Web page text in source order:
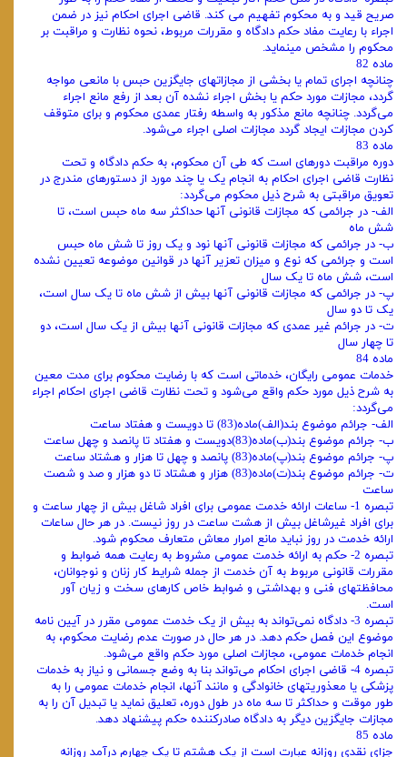
صریح قید و به محکوم تفهیم می کند. قاضی اجرای احکام نیز در ضمن
اجراء با رعایت مفاد حکم دادگاه و مقررات مربوط، نحوه نظارت و مراقبت بر
محکوم را مشخص مینماید.
ماده 82
چنانچه اجرای تمام یا بخشی از مجازاتهای جایگزین حبس با مانعی مواجه
گردد، مجازات مورد حکم یا بخش اجراء نشده آن بعد از رفع مانع اجراء
می‌گردد. چنانچه مانع مذکور به واسطه رفتار عمدی محکوم و برای متوقف
کردن مجازات ایجاد گردد مجازات اصلی اجراء می‌شود.
ماده 83
دوره مراقبت دورهای است که طی آن محکوم، به حکم دادگاه و تحت
نظارت قاضی اجرای احکام به انجام یک یا چند مورد از دستورهای مندرج در
تعویق مراقبتی به شرح ذیل محکوم می‌گردد:
الف- در جرائمی که مجازات قانونی آنها حداکثر سه ماه حبس است، تا
شش ماه
ب- در جرائمی که مجازات قانونی آنها نود و یک روز تا شش ماه حبس
است و جرائمی که نوع و میزان تعزیر آنها در قوانین موضوعه تعیین نشده
است، شش ماه تا یک سال
پ- در جرائمی که مجازات قانونی آنها بیش از شش ماه تا یک سال است،
یک تا دو سال
ت- در جرائم غیر عمدی که مجازات قانونی آنها بیش از یک سال است، دو
تا چهار سال
ماده 84
خدمات عمومی رایگان، خدماتی است که با رضایت محکوم برای مدت معین
به شرح ذیل مورد حکم واقع می‌شود و تحت نظارت قاضی اجرای احکام اجراء
می‌گردد:
الف- جرائم موضوع بند(الف)ماده(83) تا دویست و هفتاد ساعت
ب- جرائم موضوع بند(ب)ماده(83)دویست و هفتاد تا پانصد و چهل ساعت
پ- جرائم موضوع بند(پ)ماده(83) پانصد و چهل تا هزار و هشتاد ساعت
ت- جرائم موضوع بند(ت)ماده(83) هزار و هشتاد تا دو هزار و صد و شصت
ساعت
تبصره 1- ساعات ارائه خدمت عمومی برای افراد شاغل بیش از چهار ساعت و
برای افراد غیرشاغل بیش از هشت ساعت در روز نیست. در هر حال ساعات
ارائه خدمت در روز نباید مانع امرار معاش متعارف محکوم شود.
تبصره 2- حکم به ارائه خدمت عمومی مشروط به رعایت همه ضوابط و
مقررات قانونی مربوط به آن خدمت از جمله شرایط کار زنان و نوجوانان،
محافظتهای فنی و بهداشتی و ضوابط خاص کارهای سخت و زیان آور
است.
تبصره 3- دادگاه نمی‌تواند به بیش از یک خدمت عمومی مقرر در آیین نامه
موضوع این فصل حکم دهد. در هر حال در صورت عدم رضایت محکوم، به
انجام خدمات عمومی، مجازات اصلی مورد حکم واقع می‌شود.
تبصره 4- قاضی اجرای احکام می‌تواند بنا به وضع جسمانی و نیاز به خدمات
پزشکی یا معذوریتهای خانوادگی و مانند آنها، انجام خدمات عمومی را به
طور موقت و حداکثر تا سه ماه در طول دوره، تعلیق نماید یا تبدیل آن را به
مجازات جایگزین دیگر به دادگاه صادرکننده حکم پیشنهاد دهد.
ماده 85
جزای نقدی روزانه عبارت است از یک هشتم تا یک چهارم درآمد روزانه